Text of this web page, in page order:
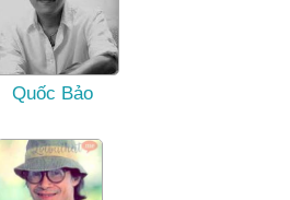
Quốc Bảo